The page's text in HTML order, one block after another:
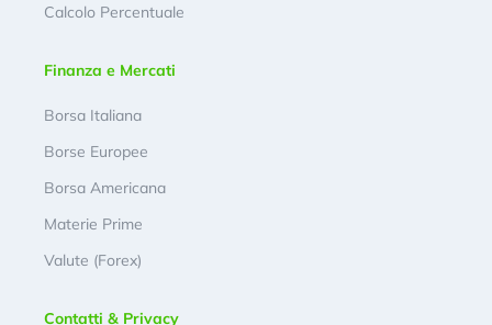
Calcolo Percentuale
Finanza e Mercati
Borsa Italiana
Borse Europee
Borsa Americana
Materie Prime
Valute (Forex)
Contatti & Privacy